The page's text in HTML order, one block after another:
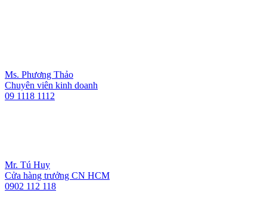
Ms. Phương Thảo
Chuyên viên kinh doanh
09 1118 1112
Mr. Tú Huy
Cửa hàng trưởng CN HCM
0902 112 118